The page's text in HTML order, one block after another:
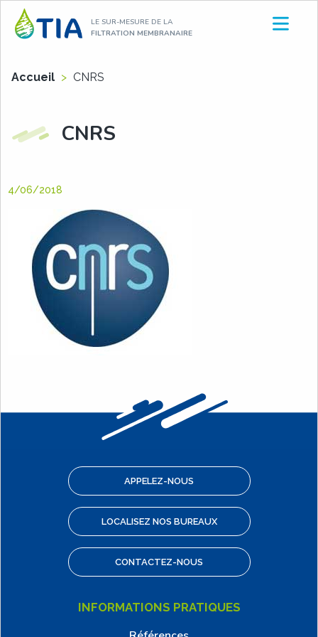
Aller
contenu
LE SUR-MESURE DE LA
FILTRATION MEMBRANAIRE
Accueil > CNRS
CNRS
4/06/2018
APPELEZ-NOUS
LOCALISEZ NOS BUREAUX
CONTACTEZ-NOUS
INFORMATIONS PRATIQUES